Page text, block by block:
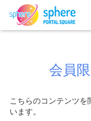
会員
こちらのコンテンツ
います。